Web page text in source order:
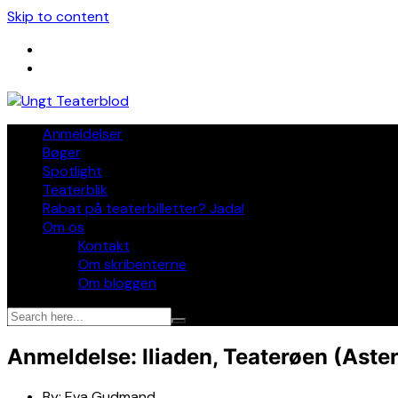
Skip to content
Anmeldelser
Bøger
Spotlight
Teaterblik
Rabat på teaterbilletter? Jada!
Om os
Kontakt
Om skribenterne
Om bloggen
Anmeldelse: Iliaden, Teaterøen